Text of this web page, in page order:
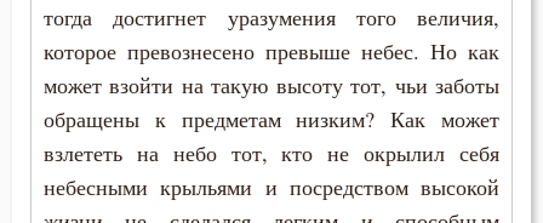
Истина
Колдовство
Кощунство
Красота
тогда достигнет уразумения того величия,
которое превознесено превыше небес. Но как
может взойти на такую высоту тот, чьи заботы
обращены к предметам низким? Как может
взлететь на небо тот, кто не окрылил себя
небесными крыльями и посредством высокой